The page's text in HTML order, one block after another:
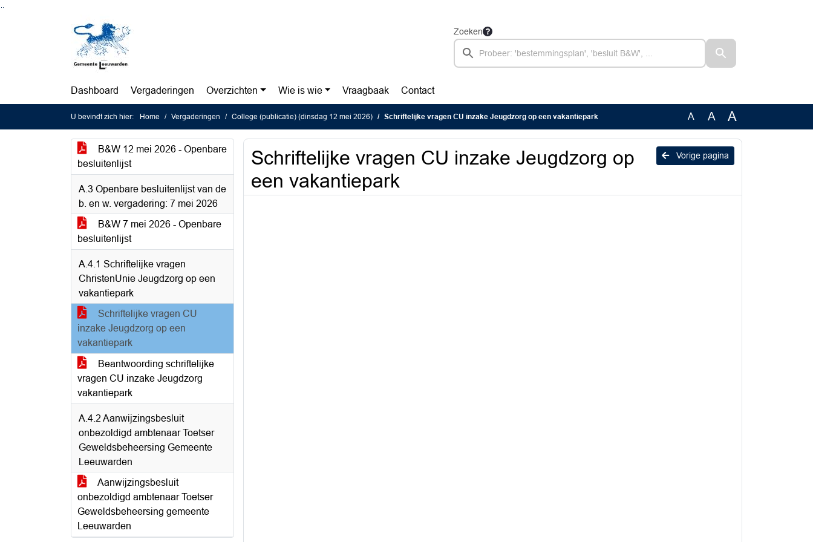
Zoeken
Dashboard Vergaderingen Overzichten Wie is wie Vraagbaak Contact
U bevindt zich hier: Home Vergaderingen College (publicatie) (dinsdag 12 mei 2026) Schriftelijke vragen CU inzake Jeugdzorg op een vakantiepark A A A
B&W 12 mei 2026 - Openbare
besluitenlijst
A.3 Openbare besluitenlijst van de
b. en w. vergadering: 7 mei 2026
B&W 7 mei 2026 - Openbare
besluitenlijst
A.4.1 Schriftelijke vragen
ChristenUnie Jeugdzorg op een
vakantiepark
Schriftelijke vragen CU
inzake Jeugdzorg op een
vakantiepark
Beantwoording schriftelijke
vragen CU inzake Jeugdzorg
vakantiepark
A.4.2 Aanwijzingsbesluit
onbezoldigd ambtenaar Toetser
Geweldsbeheersing Gemeente
Leeuwarden
Aanwijzingsbesluit
onbezoldigd ambtenaar Toetser
Geweldsbeheersing gemeente
Leeuwarden
Vorige pagina
Schriftelijke vragen CU inzake Jeugdzorg op
een vakantiepark